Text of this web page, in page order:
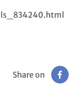
Share on